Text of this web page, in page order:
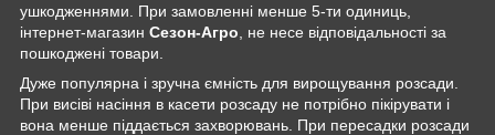
ушкодженнями. При замовленні менше 5-ти одиниць,
інтернет-магазин Сезон-Агро , не несе відповідальності за
пошкоджені товари.
Дуже популярна і зручна ємність для вирощування розсади.
При висіві насіння в касети розсаду не потрібно пікірувати і
вона менше піддається захворювань. При пересадки розсади